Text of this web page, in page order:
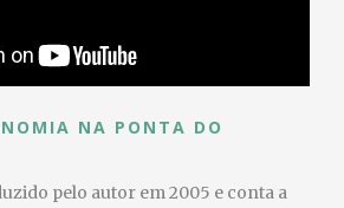
NA PONTA DO
pelo autor em 2005 e conta a